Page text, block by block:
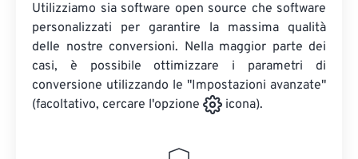
Utilizziamo sia software open source che software
personalizzati per garantire la massima qualità
delle nostre conversioni. Nella maggior parte dei
casi, è possibile ottimizzare i parametri di
conversione utilizzando le "Impostazioni avanzate"
(facoltativo, cercare l'opzione
icona).